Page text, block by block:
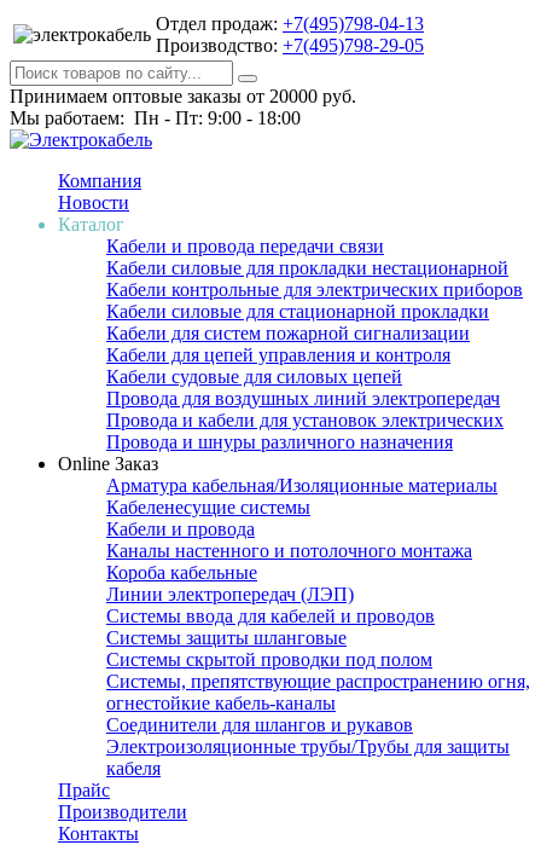
Отдел продаж: +7(495)798-04-13
Производство: +7(495)798-29-05
Принимаем оптовые заказы от 20000 руб.
Мы работаем: Пн - Пт: 9:00 - 18:00
Компания
Новости
Каталог
Кабели и провода передачи связи
Кабели силовые для прокладки нестационарной
Кабели контрольные для электрических приборов
Кабели силовые для стационарной прокладки
Кабели для систем пожарной сигнализации
Кабели для цепей управления и контроля
Кабели судовые для силовых цепей
Провода для воздушных линий электропередач
Провода и кабели для установок электрических
Провода и шнуры различного назначения
Online Заказ
Арматура кабельная/Изоляционные материалы
Кабеленесущие системы
Кабели и провода
Каналы настенного и потолочного монтажа
Короба кабельные
Линии электропередач (ЛЭП)
Системы ввода для кабелей и проводов
Системы защиты шланговые
Системы скрытой проводки под полом
Системы, препятствующие распространению огня,
огнестойкие кабель-каналы
Соединители для шлангов и рукавов
Электроизоляционные трубы/Трубы для защиты
кабеля
Прайс
Производители
Контакты